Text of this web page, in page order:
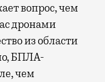
вопрос, чем
дронами
из области
БПЛА-
чем